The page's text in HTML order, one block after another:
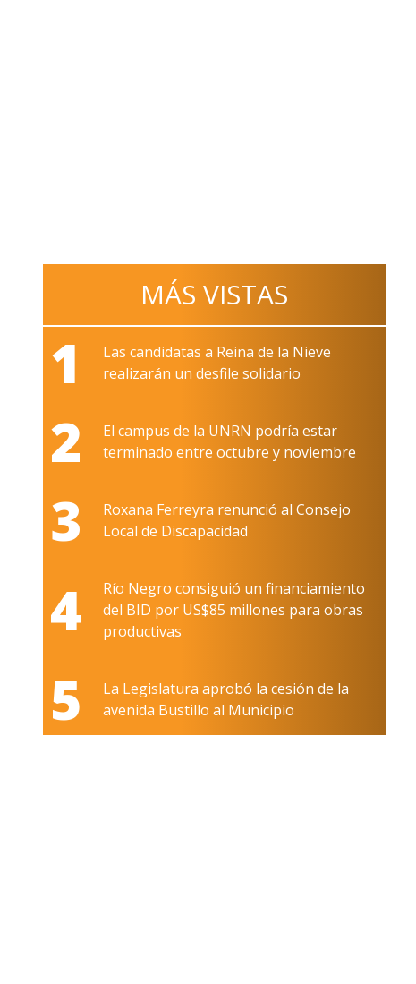
MÁS VISTAS
1
Las candidatas a Reina de la Nieve
realizarán un desfile solidario
2
El campus de la UNRN podría estar
terminado entre octubre y noviembre
3
Roxana Ferreyra renunció al Consejo
Local de Discapacidad
4
Río Negro consiguió un financiamiento
del BID por US$85 millones para obras
productivas
5
La Legislatura aprobó la cesión de la
avenida Bustillo al Municipio